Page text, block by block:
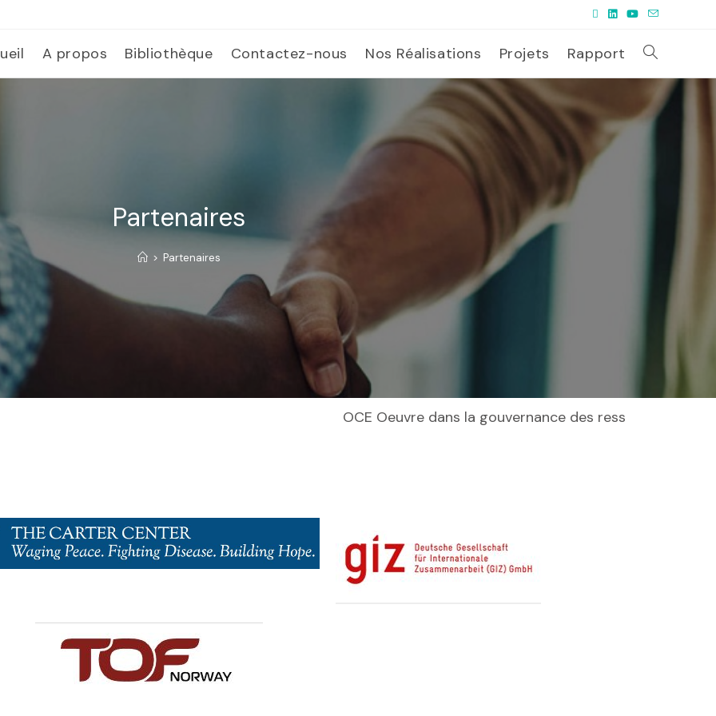
A propos Bibliothèque Contactez-nous Nos Réalisations Projets Rapport
Partenaires
> Partenaires
OCE Oeuvre dans la gouvernance des ressourcces